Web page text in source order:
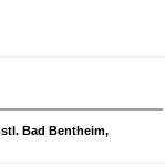
Bad Bentheim,